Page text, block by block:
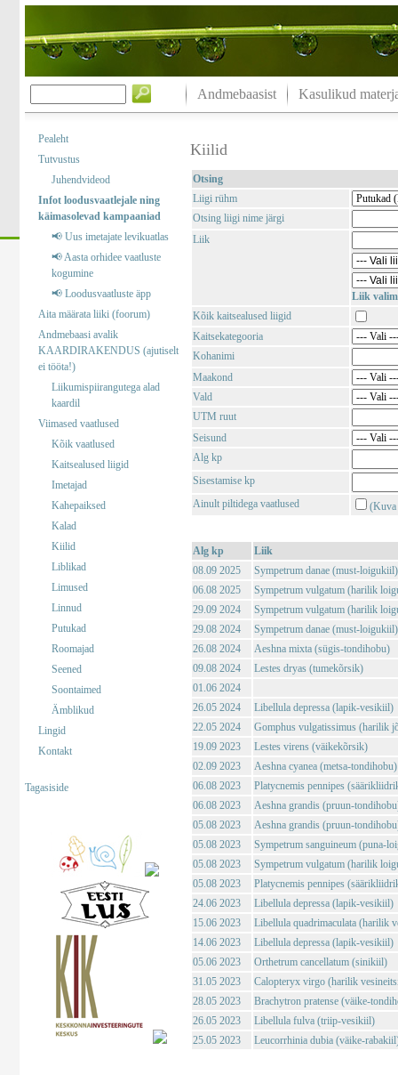
Andmebaasist Kasulikud
Pealeht
Tutvustus
Juhendvideod
Infot loodusvaatlejale ning
käimasolevad kampaaniad
📢 Uus imetajate levikuatlas
📢 Aasta orhidee vaatluste
kogumine
📢 Loodusvaatluste äpp
Aita määrata liiki (foorum)
Andmebaasi avalik
KAARDIRAKENDUS (ajutiselt
ei tööta!)
Liikumispiirangutega alad
kaardil
Viimased vaatlused
Kõik vaatlused
Kaitsealused liigid
Imetajad
Kahepaiksed
Kalad
Kiilid
Liblikad
Limused
Linnud
Putukad
Roomajad
Seened
Soontaimed
Ämblikud
Lingid
Kontakt
Tagasiside
Kiilid
Otsing
Liigi rühm
Otsing liigi nime järgi
Liik
Liik
Kõik kaitsealused liigid
Kaitsekategooria
Kohanimi
Maakond
Vald
UTM ruut
Seisund
Alg kp
Sisestamise kp
Ainult piltidega vaatlused
(Kuva
Alg kp
Liik
08.09 2025
Sympetrum danae (must-loigukiil)
06.08 2025
Sympetrum vulgatum (harilik
29.09 2024
Sympetrum vulgatum (harilik
29.08 2024
Sympetrum danae (must-loigukiil)
26.08 2024
Aeshna mixta (sügis-tondihobu)
09.08 2024
Lestes dryas (tumekõrsik)
01.06 2024
26.05 2024
Libellula depressa (lapik-vesikiil)
22.05 2024
Gomphus vulgatissimus (harilik
19.09 2023
Lestes virens (väikekõrsik)
02.09 2023
Aeshna cyanea (metsa-tondihobu)
06.08 2023
Platycnemis pennipes
06.08 2023
Aeshna grandis (pruun-
05.08 2023
Aeshna grandis (pruun-
05.08 2023
Sympetrum sanguineum (puna-
05.08 2023
Sympetrum vulgatum (harilik
05.08 2023
Platycnemis pennipes
24.06 2023
Libellula depressa (lapik-vesikiil)
15.06 2023
Libellula quadrimaculata (harilik
14.06 2023
Libellula depressa (lapik-vesikiil)
05.06 2023
Orthetrum cancellatum (sinikiil)
31.05 2023
Calopteryx virgo (harilik
28.05 2023
Brachytron pratense (väike-
26.05 2023
Libellula fulva (triip-vesikiil)
25.05 2023
Leucorrhinia dubia (väike-